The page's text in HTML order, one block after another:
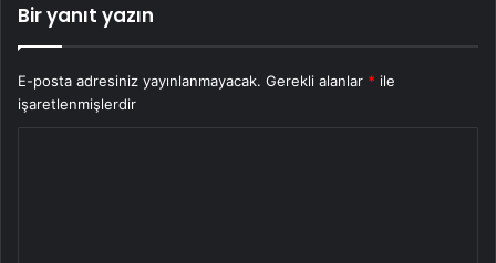
Bir yanıt yazın
E-posta adresiniz yayınlanmayacak. Gerekli alanlar * ile
işaretlenmişlerdir